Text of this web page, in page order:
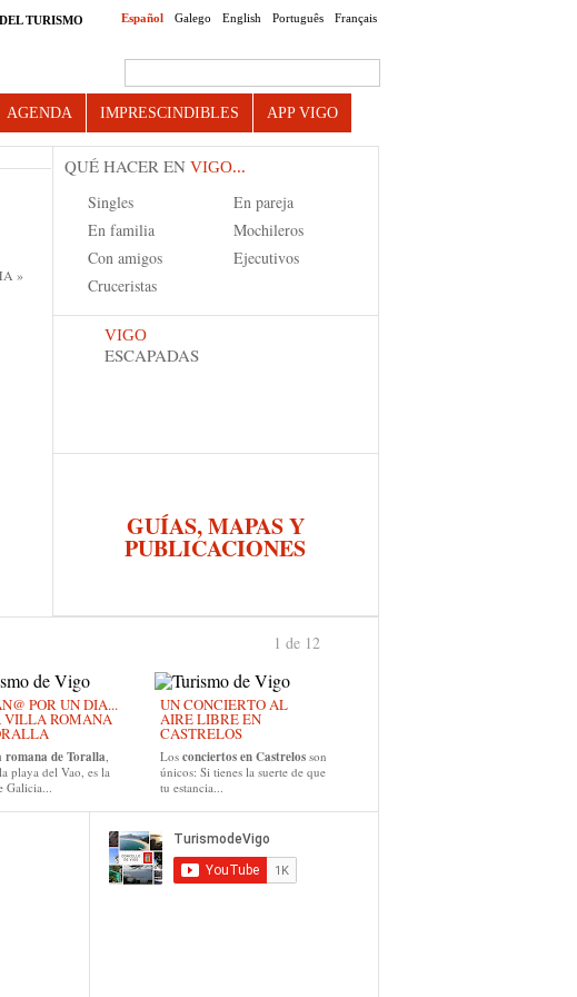
Español Galego English Português Français
TURISMO
AGENDA IMPRESCINDIBLES APP VIGO
»
QUÉ HACER EN VIGO...
Singles
En pareja
En familia
Mochileros
Con amigos
Ejecutivos
Cruceristas
VIGO
ESCAPADAS
GUÍAS, MAPAS Y
PUBLICACIONES
POR UN DIA...
VILLA ROMANA
romana de Toralla,
playa del Vao, es la
Galicia...
UN CONCIERTO AL
AIRE LIBRE EN
CASTRELOS
Los conciertos en Castrelos son
únicos: Si tienes la suerte de que
tu estancia...
1 de 12